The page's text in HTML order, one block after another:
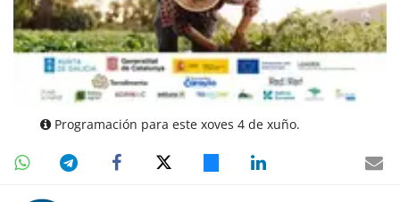
Programación para este xoves 4 de xuño.